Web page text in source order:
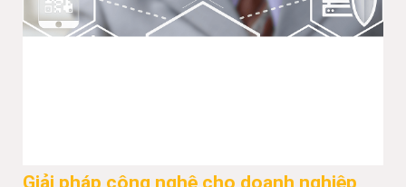
Giải pháp công nghệ cho doanh nghiệp